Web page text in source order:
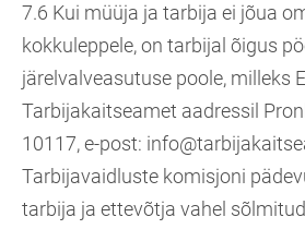
7.6 Kui müüja ja tarbija ei jõua
kokkuleppele, on tarbijal õigus
järelvalveasutuse poole, milleks
Tarbijakaitseamet aadressil
10117, e-post:
Tarbijavaidluste komisjoni
tarbija ja ettevõtja vahel